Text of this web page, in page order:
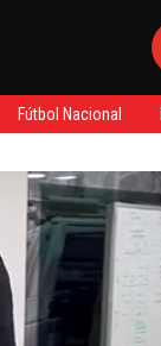
Fútbol Nacional